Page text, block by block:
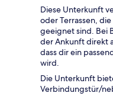
Diese Unterkunft
oder Terrassen,
geeignet sind. Bei
der Ankunft direkt
dass dir ein
wird.
Die Unterkunft
Verbindungstür/